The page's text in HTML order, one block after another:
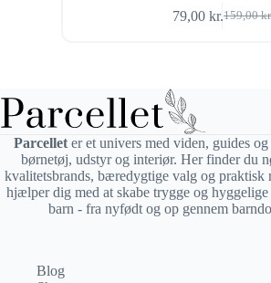
159,00
Den
79,00 kr.Den
Parcelleter et univers med viden, guides
børnetøj, udstyr og interiør. Her finder du
kvalitetsbrands, bæredygtige valg og praktisk
hjælper dig med at skabe trygge og
barn - fra nyfødt og op gennem
Blog